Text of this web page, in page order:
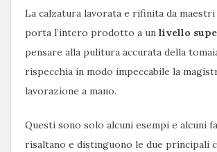
La calzatura lavorata e rifinita da
porta l’intero prodotto a un livello
pensare alla pulitura accurata della
rispecchia in modo impeccabile la
lavorazione a mano.
Questi sono solo alcuni esempi e alcuni
risaltano e distinguono le due principali